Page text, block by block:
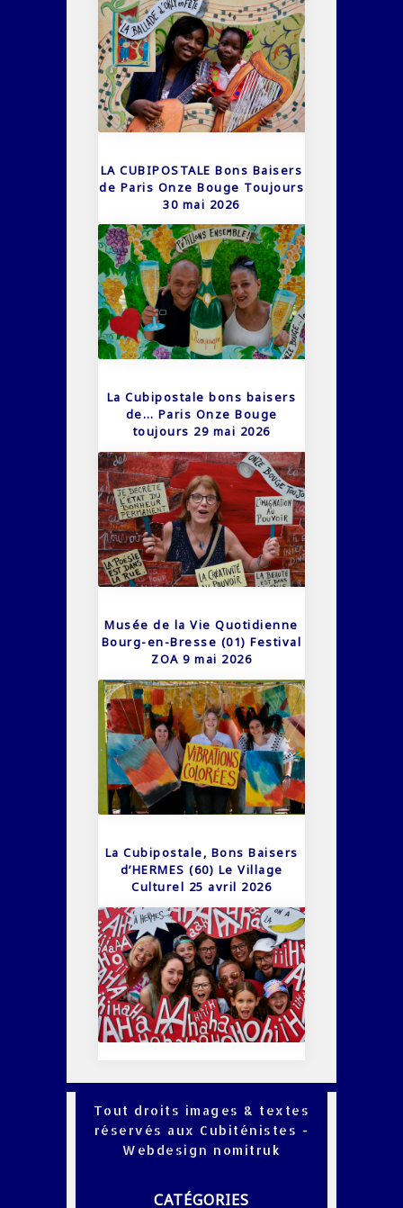
LA CUBIPOSTALE Bons Baisers
de Paris Onze Bouge Toujours
30 mai 2026
La Cubipostale bons baisers
de… Paris Onze Bouge
toujours 29 mai 2026
Musée de la Vie Quotidienne
Bourg-en-Bresse (01) Festival
ZOA 9 mai 2026
La Cubipostale, Bons Baisers
d’HERMES (60) Le Village
Culturel 25 avril 2026
Tout droits images & textes
réservés aux Cubiténistes -
Webdesign nomitruk
CATÉGORIES